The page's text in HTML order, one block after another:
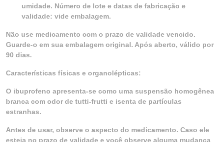
umidade. Número de lote e datas de fabricação e
validade: vide embalagem.
Não use medicamento com o prazo de validade vencido.
Guarde-o em sua embalagem original. Após aberto, válido por
90 dias.
Características físicas e organolépticas:
O ibuprofeno apresenta-se como uma suspensão homogênea
branca com odor de tutti-frutti e isenta de partículas
estranhas.
Antes de usar, observe o aspecto do medicamento. Caso ele
esteja no prazo de validade e você observe alguma mudança